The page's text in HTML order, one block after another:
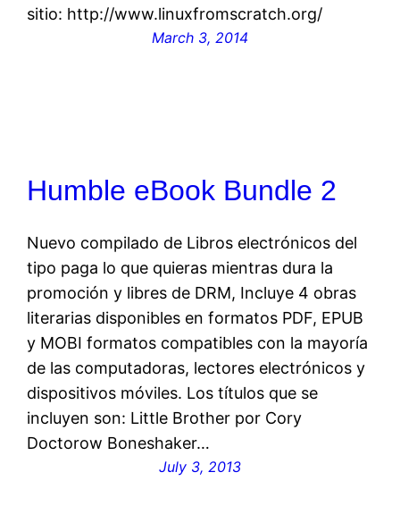
sitio: http://www.linuxfromscratch.org/
March 3, 2014
Humble eBook Bundle 2
Nuevo compilado de Libros electrónicos del
tipo paga lo que quieras mientras dura la
promoción y libres de DRM, Incluye 4 obras
literarias disponibles en formatos PDF, EPUB
y MOBI formatos compatibles con la mayoría
de las computadoras, lectores electrónicos y
dispositivos móviles. Los títulos que se
incluyen son: Little Brother por Cory
Doctorow Boneshaker…
July 3, 2013